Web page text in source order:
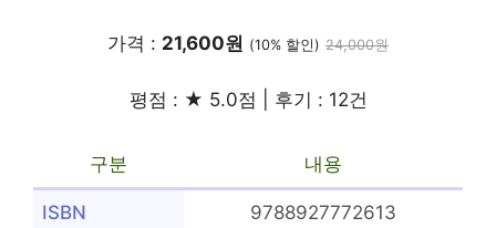
가격 : 21,600원 (10% 할인) 24,000원
평점 : ★ 5.0점 | 후기 : 12건
구분 내용
ISBN 9788927772613